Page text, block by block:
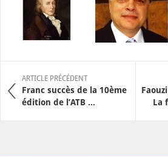
ARTICLE PRÉCÉDENT
Franc succès de la 10ème
édition de l’ATB ...
La